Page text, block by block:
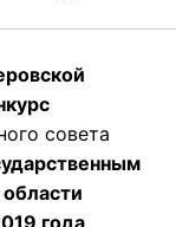
совета